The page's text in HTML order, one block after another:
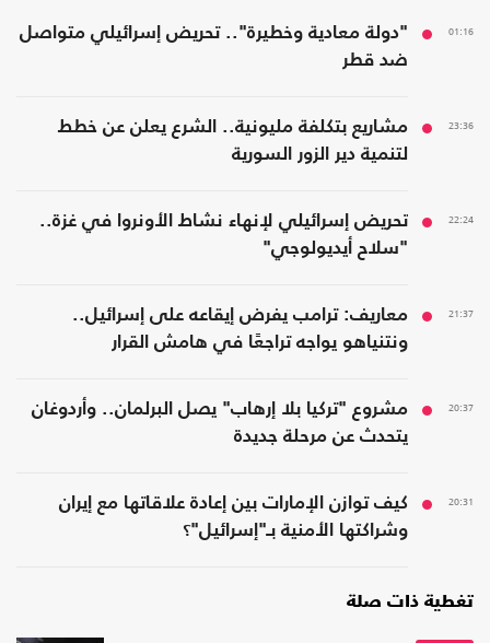
01:16
"دولة معادية وخطيرة".. تحريض إسرائيلي متواصل
ضد قطر
23:36
مشاريع بتكلفة مليونية.. الشرع يعلن عن خطط
لتنمية دير الزور السورية
22:24
تحريض إسرائيلي لإنهاء نشاط الأونروا في غزة..
"سلاح أيديولوجي"
21:37
معاريف: ترامب يفرض إيقاعه على إسرائيل..
ونتنياهو يواجه تراجعًا في هامش القرار
20:37
مشروع "تركيا بلا إرهاب" يصل البرلمان.. وأردوغان
يتحدث عن مرحلة جديدة
20:31
كيف توازن الإمارات بين إعادة علاقاتها مع إيران
وشراكتها الأمنية بـ"إسرائيل"؟
تغطية ذات صلة